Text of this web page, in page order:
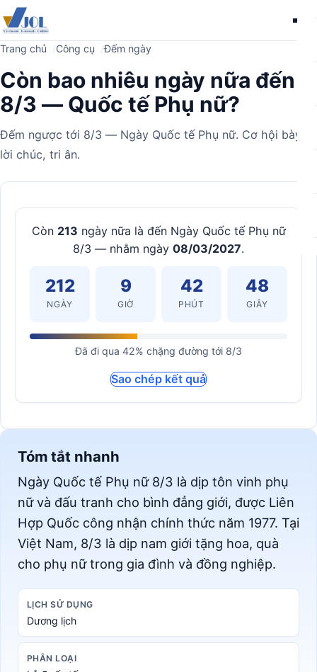
Trang chủ Công cụ Đếm ngày
Còn bao nhiêu ngày nữa đến
8/3 — Quốc tế Phụ nữ?
Đếm ngược tới 8/3 — Ngày Quốc tế Phụ nữ. Cơ hội bày tỏ
lời chúc, tri ân.
Máy
tính
Còn 213 ngày nữa là đến Ngày Quốc tế Phụ nữ
8/3 — nhằm ngày 08/03/2027.
212
NGÀY
9
GIỜ
42
PHÚT
47
GIÂY
Đã đi qua 42% chặng đường tới 8/3
Sao chép kết quả
Tóm tắt nhanh
Ngày Quốc tế Phụ nữ 8/3 là dịp tôn vinh phụ
nữ và đấu tranh cho bình đẳng giới, được Liên
Hợp Quốc công nhận chính thức năm 1977. Tại
Việt Nam, 8/3 là dịp nam giới tặng hoa, quà
cho phụ nữ trong gia đình và đồng nghiệp.
LỊCH SỬ DỤNG
Dương lịch
PHÂN LOẠI